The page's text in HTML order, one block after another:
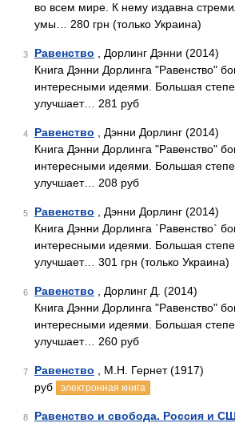
во всем мире. К нему издавна
умы… 280 грн (только Украина)
3 Равенство , Дорлинг Дэнни (2014)
Книга Дэнни Дорлинга "Равенство"
интересными идеями. Большая
улучшает… 281 руб
4 Равенство , Дэнни Дорлинг (2014)
Книга Дэнни Дорлинга "Равенство"
интересными идеями. Большая
улучшает… 208 руб
5 Равенство , Дэнни Дорлинг (2014)
Книга Дэнни Дорлинга `Равенство`
интересными идеями. Большая
улучшает… 301 грн (только Украина)
6 Равенство , Дорлинг Д. (2014)
Книга Дэнни Дорлинга "Равенство"
интересными идеями. Большая
улучшает… 260 руб
7 Равенство , М.Н. Гернет (1917)
руб
электронная книга
8
Равенство и свобода. Россия и